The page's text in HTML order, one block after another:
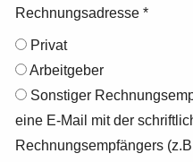
Rechnungsadresse*
Privat
Arbeitgeber
Sonstiger
eine E-Mail mit der
Rechnungsempfängers